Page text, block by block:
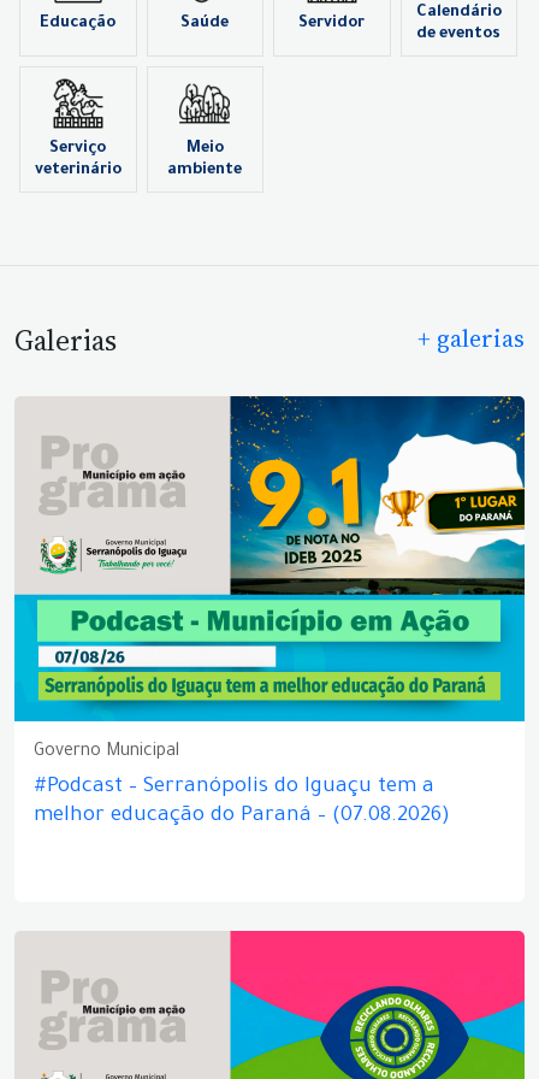
Educação Saúde Servidor
Calendário
de eventos
Serviço
veterinário
Meio
ambiente
Galerias + galerias
Governo Municipal
#Podcast – Serranópolis do Iguaçu tem a
melhor educação do Paraná – (07.08.2026)